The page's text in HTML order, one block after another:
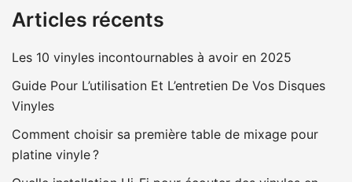
Articles récents
Les 10 vinyles incontournables à avoir en 2025
Guide Pour L’utilisation Et L’entretien De Vos Disques
Vinyles
Comment choisir sa première table de mixage pour
platine vinyle ?